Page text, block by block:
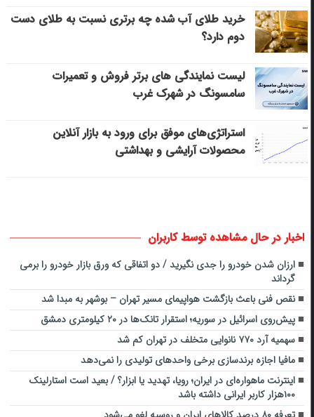
خرید طلای آب شده چه برتری نسبت به طلای دست
دوم دارد؟
لیست نمایندگی های برتر فروش و تعمیرات
سامسونگ در شهرک غرب
استراتژی‌های موفق برای ورود به بازار آنلاین
محصولات آرایشی و بهداشتی
اخبار در حال مشاهده توسط کاربران
ارزان شدن خودرو را جدی نگیرید / دو اتفاقی که ورق بازار خودرو را بر­می
گرداند
نقص فنی باعث بازگشت هواپیمای مسیر تهران – بوشهر به مبدا شد
پیش‌روی اسرائیل در سوریه؛ استقرار تانک‌ها در ۲۰ کیلومتری دمشق
سهمیه آرد ۷۷۰ نانوایی متخلف در تهران کم شد
مافیا اجازه برندسازی برخی واحدهای تولیدی را نمی‌دهد
اینترنت ماهواره‌ای در ایران؛ رویا، تهدید یا ابزار؟ / بعید است استارلینک
۱۰۰هزار کاربر ایرانی داشته باشد